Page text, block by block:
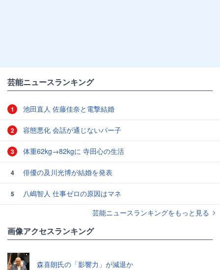
芸能ニュースランキング
1 池田直人 佐藤佳奈と電撃結婚
2 容態悪化 会話が通じないパー子
3 体重62kg→82kgに 寺田心の生活
4 俳優の及川光博が結婚を発表
5
八嶋智人 仕事ゼロの原因はマネ
芸能ニュースランキングをもっと見る
画像アクセスランキング
森喜朗氏の「影響力」が減退か